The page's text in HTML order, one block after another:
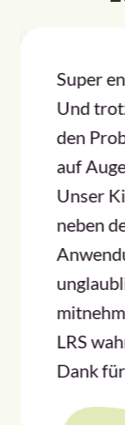
Super
Und
den
auf
Unser
neben
LRS
Dank